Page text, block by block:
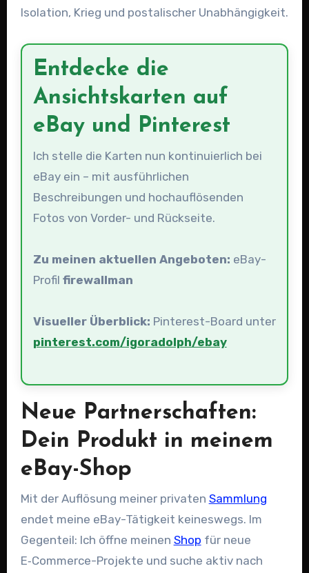
Isolation, Krieg und postalischer Unabhängigkeit.
Entdecke die
Ansichtskarten auf
eBay und Pinterest
Ich stelle die Karten nun kontinuierlich bei
eBay ein – mit ausführlichen
Beschreibungen und hochauflösenden
Fotos von Vorder- und Rückseite.
Zu meinen aktuellen Angeboten: eBay-
Profil firewallman
Visueller Überblick: Pinterest-Board unter
pinterest.com/igoradolph/ebay
Neue Partnerschaften:
Dein Produkt in meinem
eBay-Shop
Mit der Auflösung meiner privaten Sammlung
endet meine eBay-Tätigkeit keineswegs. Im
Gegenteil: Ich öffne meinen Shop für neue
E‑Commerce-Projekte und suche aktiv nach